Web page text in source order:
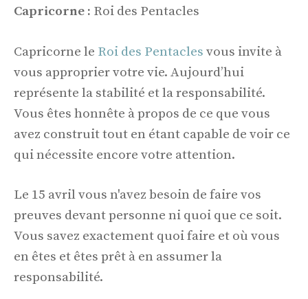
Capricorne : Roi des Pentacles
Capricorne le Roi des Pentacles vous invite à
vous approprier votre vie. Aujourd’hui
représente la stabilité et la responsabilité.
Vous êtes honnête à propos de ce que vous
avez construit tout en étant capable de voir ce
qui nécessite encore votre attention.
Le 15 avril vous n'avez besoin de faire vos
preuves devant personne ni quoi que ce soit.
Vous savez exactement quoi faire et où vous
en êtes et êtes prêt à en assumer la
responsabilité.